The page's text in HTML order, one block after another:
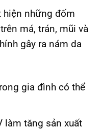
hiện những đốm
má, trán, mũi và
gây ra nám da
gia đình có thể
làm tăng sản xuất